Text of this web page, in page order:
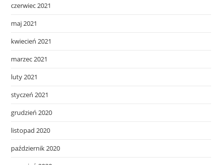
czerwiec 2021
maj 2021
kwiecień 2021
marzec 2021
luty 2021
styczeń 2021
grudzień 2020
listopad 2020
październik 2020